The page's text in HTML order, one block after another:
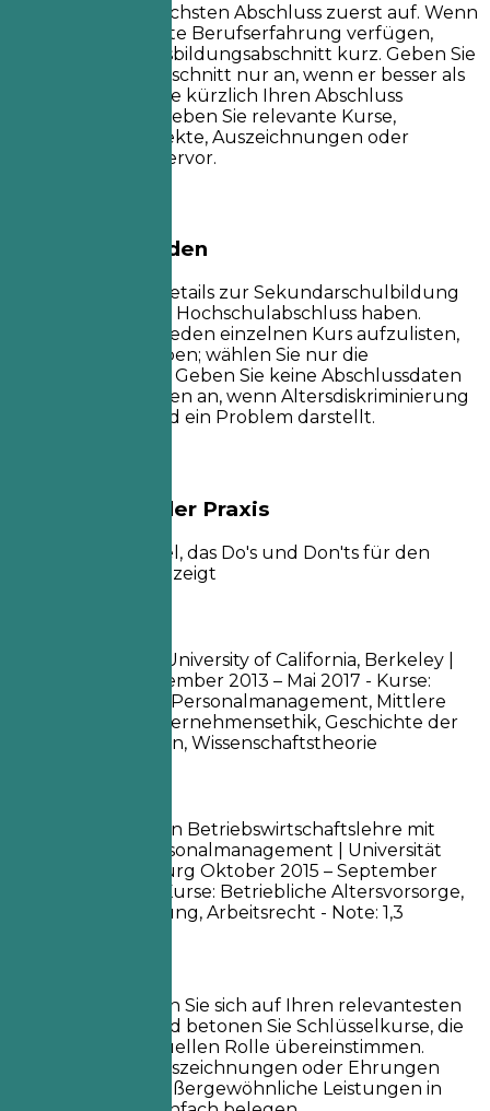
Listen Sie Ihren höchsten Abschluss zuerst auf. Wenn
Sie über signifikante Berufserfahrung verfügen,
halten Sie den Ausbildungsabschnitt kurz. Geben Sie
Ihren Notendurchschnitt nur an, wenn er besser als
1,5 ist oder wenn Sie kürzlich Ihren Abschluss
gemacht haben. Heben Sie relevante Kurse,
akademische Projekte, Auszeichnungen oder
Führungsrollen hervor.
Besser vermeiden
Geben Sie keine Details zur Sekundarschulbildung
an, wenn Sie einen Hochschulabschluss haben.
Vermeiden Sie es, jeden einzelnen Kurs aufzulisten,
den Sie belegt haben; wählen Sie nur die
relevantesten aus. Geben Sie keine Abschlussdaten
von vor Jahrzehnten an, wenn Altersdiskriminierung
in Ihrem Berufsfeld ein Problem darstellt.
Beispiele aus der Praxis
Praktisches Beispiel, das Do's und Don'ts für den
Abschnitt Bildung zeigt
Bachelor of Arts | University of California, Berkeley |
September 2013 – Mai 2017 - Kurse:
Einführung in das Personalmanagement, Mittlere
Buchhaltung, Unternehmensethik, Geschichte der
Vereinigten Staaten, Wissenschaftstheorie
Master of Science in Betriebswirtschaftslehre mit
Schwerpunkt Personalmanagement | Universität
Hamburg | Hamburg Oktober 2015 – September
- Relevante Kurse: Betriebliche Altersvorsorge,
Personalentwicklung, Arbeitsrecht - Note: 1,3
Konzentrieren Sie sich auf Ihren relevantesten
Abschluss und betonen Sie Schlüsselkurse, die
mit Ihrer aktuellen Rolle übereinstimmen.
Heben Sie Auszeichnungen oder Ehrungen
hervor, die außergewöhnliche Leistungen in